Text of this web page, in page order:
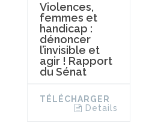
Violences,
femmes et
handicap :
dénoncer
l’invisible et
agir ! Rapport
du Sénat
TÉLÉCHARGER
Details